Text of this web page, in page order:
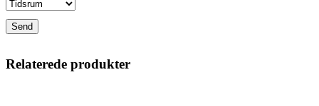
Relaterede produkter